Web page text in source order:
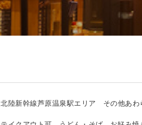
北陸新幹線芦原温泉駅エリア その他あわ